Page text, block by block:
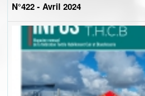
N°422 - Avril 2024